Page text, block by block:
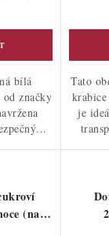
bílá
značky
Tato
je
(na